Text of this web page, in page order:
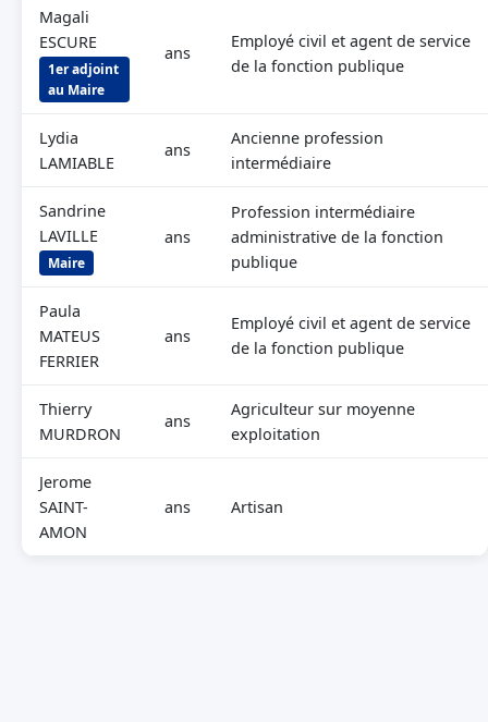
Magali
ESCURE
1er adjoint
au Maire
ans
Employé civil et agent de service
de la fonction publique
Lydia
LAMIABLE
ans
Ancienne profession
intermédiaire
Sandrine
LAVILLE
Maire
ans
Profession intermédiaire
administrative de la fonction
publique
Paula
MATEUS
FERRIER
ans
Employé civil et agent de service
de la fonction publique
Thierry
MURDRON
ans
Agriculteur sur moyenne
exploitation
Jerome
SAINT-
AMON
ans Artisan